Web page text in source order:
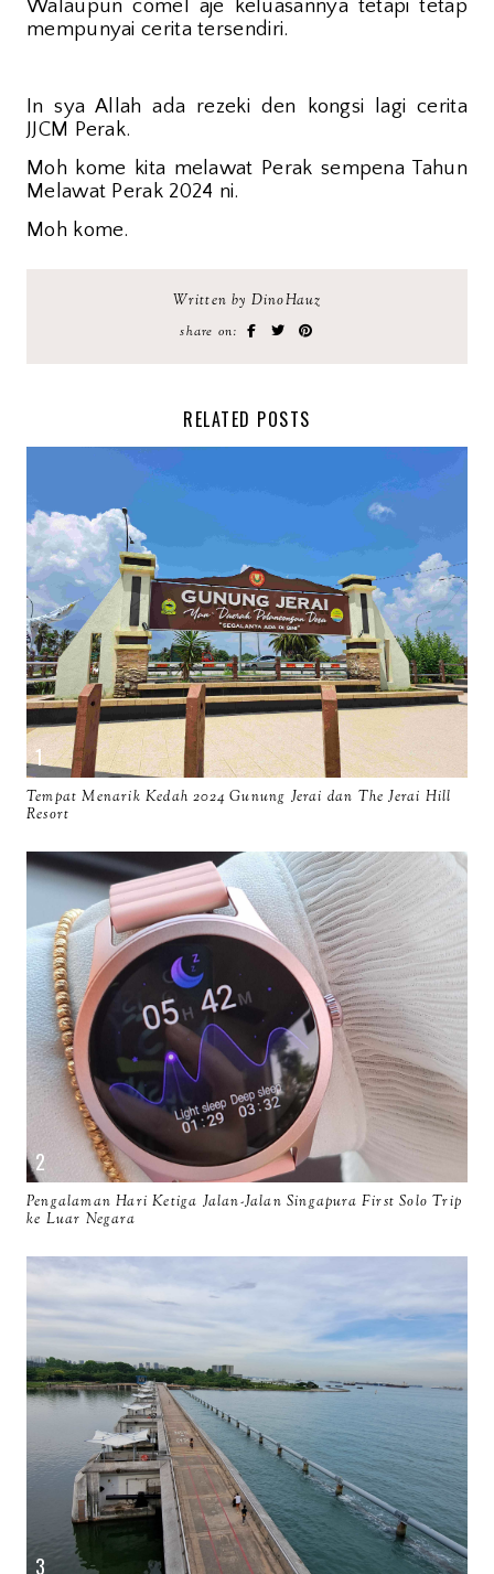
Walaupun comel aje keluasannya tetapi tetap
mempunyai cerita tersendiri.
In sya Allah ada rezeki den kongsi lagi cerita
JJCM Perak.
Moh kome kita melawat Perak sempena Tahun
Melawat Perak 2024 ni.
Moh kome.
Written by DinoHauz
share on:
RELATED POSTS
Tempat Menarik Kedah 2024 Gunung Jerai dan The Jerai Hill
Resort
Pengalaman Hari Ketiga Jalan-Jalan Singapura First Solo Trip
ke Luar Negara